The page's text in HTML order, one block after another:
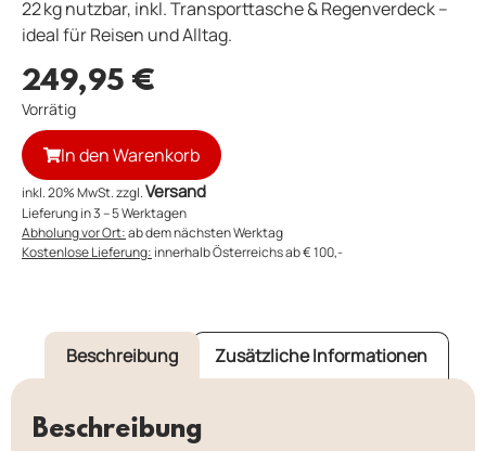
22 kg nutzbar, inkl. Transporttasche & Regenverdeck –
ideal für Reisen und Alltag.
249,95 €
Vorrätig
In den Warenkorb
inkl. 20% MwSt. zzgl.Versand
Lieferung in 3 – 5 Werktagen
Abholung vor Ort:ab dem nächsten Werktag
Kostenlose Lieferung: innerhalb Österreichs ab € 100,-
Beschreibung Zusätzliche Informationen
Beschreibung